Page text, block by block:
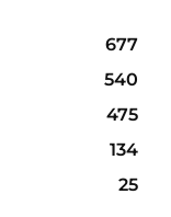
677
540
475
134
25